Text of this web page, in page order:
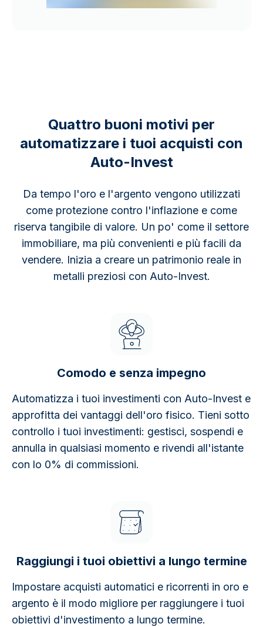
Quattro buoni motivi per
automatizzare i tuoi acquisti con
Auto-Invest
Da tempo l'oro e l'argento vengono utilizzati
come protezione contro l'inflazione e come
riserva tangibile di valore. Un po' come il settore
immobiliare, ma più convenienti e più facili da
vendere. Inizia a creare un patrimonio reale in
metalli preziosi con Auto-Invest.
Comodo e senza impegno
Automatizza i tuoi investimenti con Auto-Invest e
approfitta dei vantaggi dell'oro fisico. Tieni sotto
controllo i tuoi investimenti: gestisci, sospendi e
annulla in qualsiasi momento e rivendi all'istante
con lo 0% di commissioni.
Raggiungi i tuoi obiettivi a lungo termine
Impostare acquisti automatici e ricorrenti in oro e
argento è il modo migliore per raggiungere i tuoi
obiettivi d'investimento a lungo termine.